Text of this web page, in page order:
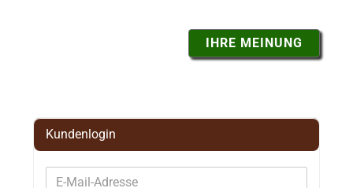
IHRE MEINUNG
Kundenlogin